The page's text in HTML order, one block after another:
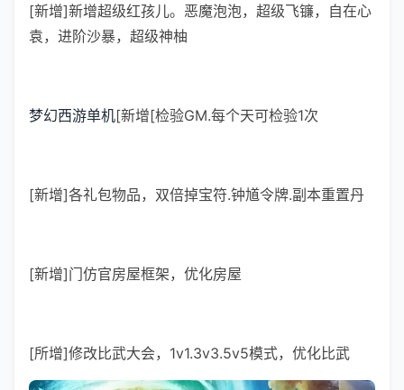
[新增]新增超级红孩儿。恶魔泡泡，超级飞镰，自在心
袁，进阶沙暴，超级神柚
梦幻西游单机[新增[检验GM.每个天可检验1次
[新增]各礼包物品，双倍掉宝符.钟馗令牌.副本重置丹
[新增]门仿官房屋框架，优化房屋
[所增]修改比武大会，1v1.3v3.5v5模式，优化比武